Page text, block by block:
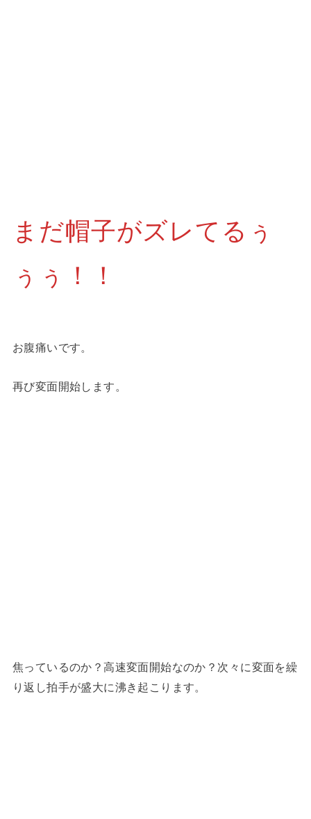
まだ帽子がズレてるぅ
ぅぅ！！
お腹痛いです。
再び変面開始します。
焦っているのか？高速変面開始なのか？次々に変面を繰
り返し拍手が盛大に沸き起こります。